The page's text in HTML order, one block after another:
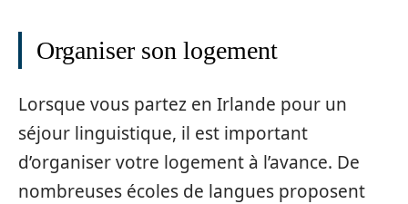
Organiser son logement
Lorsque vous partez en Irlande pour un
séjour linguistique, il est important
d’organiser votre logement à l’avance. De
nombreuses écoles de langues proposent